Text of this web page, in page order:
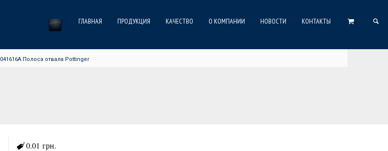
ГЛАВНАЯ ПРОДУКЦИЯ КАЧЕСТВО О КОМПАНИИ НОВОСТИ КОНТАКТЫ
041616A Полоса отвала Pottinger
0.01 грн.